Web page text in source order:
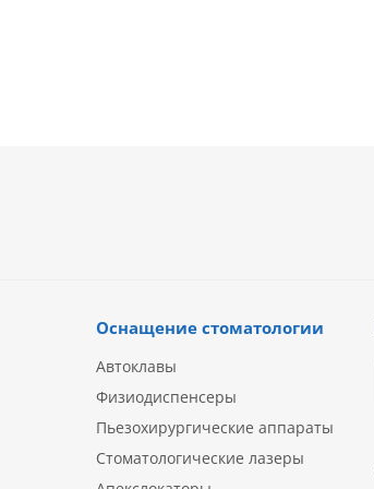
Оснащение стоматологии
Автоклавы
Физиодиспенсеры
Пьезохирургические аппараты
Стоматологические лазеры